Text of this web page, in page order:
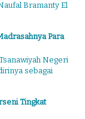
Bramanty El
Para
Negeri
sebagai
Tingkat